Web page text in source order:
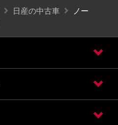
日産の中古車
ノー